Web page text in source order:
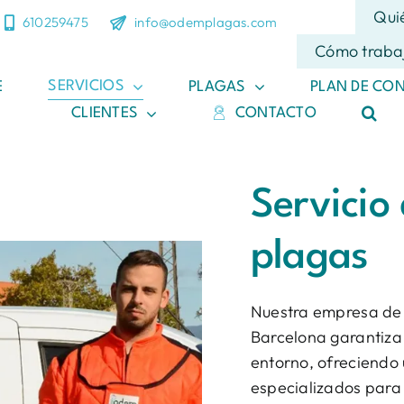
610259475 info@odemplagas.com
Cómo
SERVICIOS PLAGAS
PLAN DE
CLIENTES
CONTACTO
Servicio
plagas
Nuestra empresa
Barcelona
entorno, ofreciendo
especializados